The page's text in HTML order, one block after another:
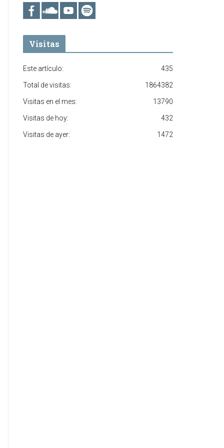
Visitas
435
Este artículo:
1864382
Total de visitas:
13790
Visitas en el mes:
432
Visitas de hoy:
1472
Visitas de ayer: